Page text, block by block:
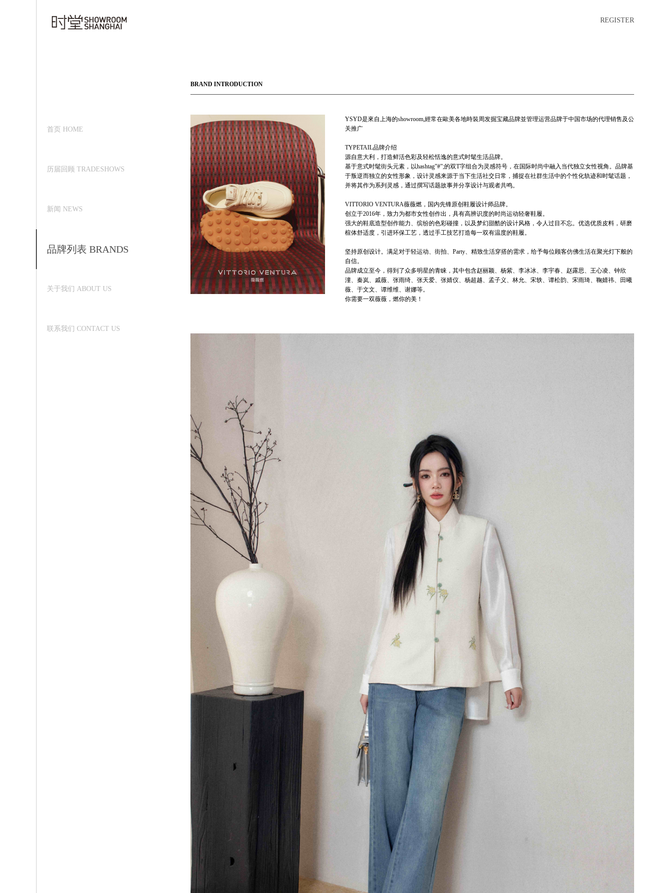
REGISTER
首页 HOME
历届回顾 TRADESHOWS
新闻 NEWS
品牌列表 BRANDS
关于我们 ABOUT US
联系我们 CONTACT US
BRAND INTRODUCTION
YSYD是來自上海的showroom,經常在歐美各地時裝周发掘宝藏品牌並管理运营品牌于中国市场的代理销售及公
关推广
TYPETAIL品牌介绍
源自意大利，打造鲜活色彩及轻松恬逸的意式时髦生活品牌。
基于意式时髦街头元素，以hashtag”#”;的双T字组合为灵感符号，在国际时尚中融入当代独立女性视角。品牌基
于叛逆而独立的女性形象，设计灵感来源于当下生活社交日常，捕捉在社群生活中的个性化轨迹和时髦话题，
并将其作为系列灵感，通过撰写话题故事并分享设计与观者共鸣。
VITTORIO VENTURA薇薇燃，国内先锋原创鞋履设计师品牌。
创立于2016年，致力为都市女性创作出，具有高辨识度的时尚运动轻奢鞋履。
强大的鞋底造型创作能力、缤纷的色彩碰撞，以及梦幻甜酷的设计风格，令人过目不忘。优选优质皮料，研磨
楦体舒适度，引进环保工艺，透过手工技艺打造每一双有温度的鞋履。
坚持原创设计。满足对于轻运动、街拍、Party、精致生活穿搭的需求，给予每位顾客仿佛生活在聚光灯下般的
自信。
品牌成立至今，得到了众多明星的青睐，其中包含赵丽颖、杨紫、李冰冰、李宇春、赵露思、王心凌、钟欣
潼、秦岚、戚薇、张雨绮、张天爱、张婧仪、杨超越、孟子义、林允、宋轶、谭松韵、宋雨琦、鞠婧祎、田曦
薇、于文文、谭维维、谢娜等。
你需要一双薇薇，燃你的美！